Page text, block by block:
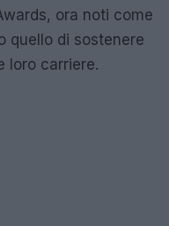
ora noti come
quello di sostenere
loro carriere.